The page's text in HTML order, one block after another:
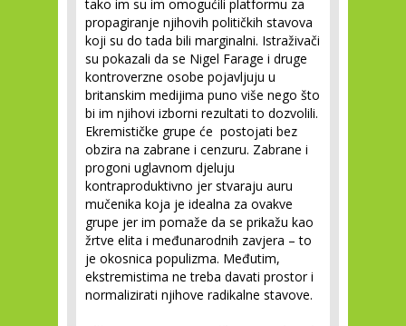
tako im su im omogućili platformu za
propagiranje njihovih političkih stavova
koji su do tada bili marginalni. Istraživači
su pokazali da se Nigel Farage i druge
kontroverzne osobe pojavljuju u
britanskim medijima puno više nego što
bi im njihovi izborni rezultati to dozvolili.
Ekremističke grupe će postojati bez
obzira na zabrane i cenzuru. Zabrane i
progoni uglavnom djeluju
kontraproduktivno jer stvaraju auru
mučenika koja je idealna za ovakve
grupe jer im pomaže da se prikažu kao
žrtve elita i međunarodnih zavjera – to
je okosnica populizma. Međutim,
ekstremistima ne treba davati prostor i
normalizirati njihove radikalne stavove.